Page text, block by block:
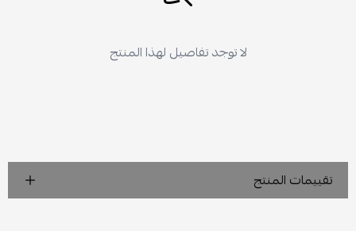
لا توجد تفاصيل لهذا المنتج
تقييمات المنتج